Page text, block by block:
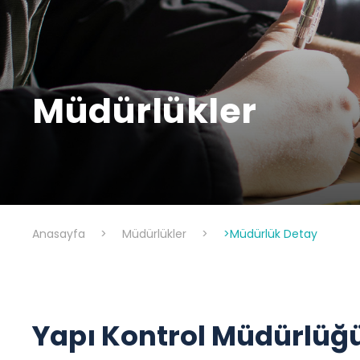
Müdürlükler
Anasayfa > Müdürlükler > >Müdürlük Detay
Yapı Kontrol